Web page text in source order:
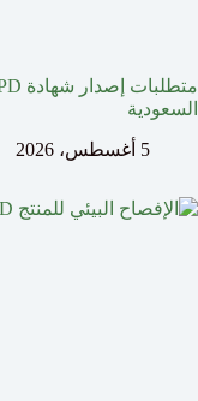
السعودية
5 أغسطس، 2026